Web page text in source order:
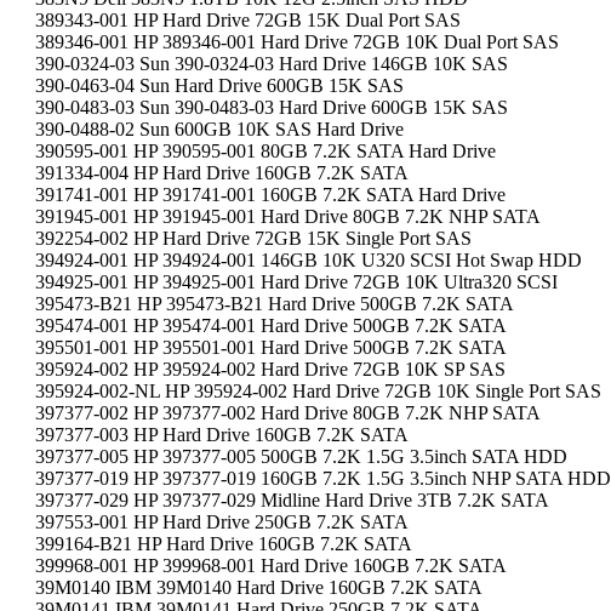
389343-001 HP Hard Drive 72GB 15K Dual Port SAS
389346-001 HP 389346-001 Hard Drive 72GB 10K Dual Port SAS
390-0324-03 Sun 390-0324-03 Hard Drive 146GB 10K SAS
390-0463-04 Sun Hard Drive 600GB 15K SAS
390-0483-03 Sun 390-0483-03 Hard Drive 600GB 15K SAS
390-0488-02 Sun 600GB 10K SAS Hard Drive
390595-001 HP 390595-001 80GB 7.2K SATA Hard Drive
391334-004 HP Hard Drive 160GB 7.2K SATA
391741-001 HP 391741-001 160GB 7.2K SATA Hard Drive
391945-001 HP 391945-001 Hard Drive 80GB 7.2K NHP SATA
392254-002 HP Hard Drive 72GB 15K Single Port SAS
394924-001 HP 394924-001 146GB 10K U320 SCSI Hot Swap HDD
394925-001 HP 394925-001 Hard Drive 72GB 10K Ultra320 SCSI
395473-B21 HP 395473-B21 Hard Drive 500GB 7.2K SATA
395474-001 HP 395474-001 Hard Drive 500GB 7.2K SATA
395501-001 HP 395501-001 Hard Drive 500GB 7.2K SATA
395924-002 HP 395924-002 Hard Drive 72GB 10K SP SAS
395924-002-NL HP 395924-002 Hard Drive 72GB 10K Single Port SAS
397377-002 HP 397377-002 Hard Drive 80GB 7.2K NHP SATA
397377-003 HP Hard Drive 160GB 7.2K SATA
397377-005 HP 397377-005 500GB 7.2K 1.5G 3.5inch SATA HDD
397377-019 HP 397377-019 160GB 7.2K 1.5G 3.5inch NHP SATA HDD
397377-029 HP 397377-029 Midline Hard Drive 3TB 7.2K SATA
397553-001 HP Hard Drive 250GB 7.2K SATA
399164-B21 HP Hard Drive 160GB 7.2K SATA
399968-001 HP 399968-001 Hard Drive 160GB 7.2K SATA
39M0140 IBM 39M0140 Hard Drive 160GB 7.2K SATA